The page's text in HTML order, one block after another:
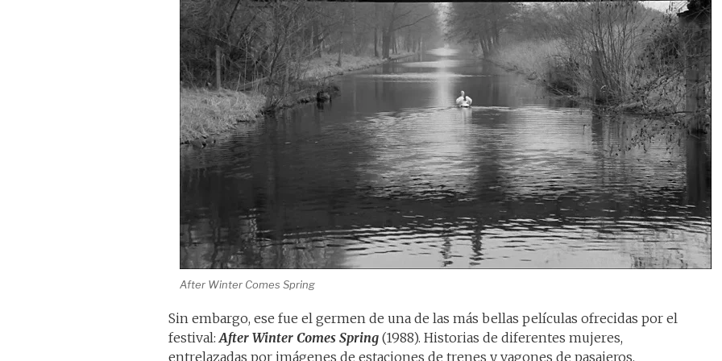
After Winter Comes Spring
Sin embargo, ese fue el germen de una de las más bellas películas ofrecidas por el
festival: After Winter Comes Spring (1988). Historias de diferentes mujeres,
entrelazadas por imágenes de estaciones de trenes y vagones de pasajeros.